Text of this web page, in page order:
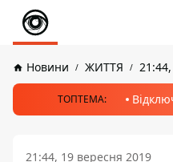
Новини ЖИТТЯ
ТОПТЕМА:
21:44, 19 вересня 2019